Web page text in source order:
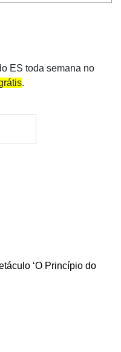
ES toda semana no
.